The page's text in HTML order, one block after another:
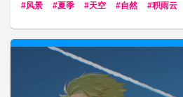
风景 夏季 天空 自然 积雨云